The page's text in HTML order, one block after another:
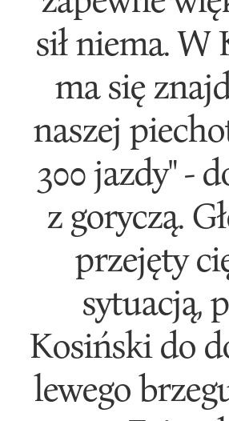
sił niema. W
ma się
naszej
300 jazdy" -
z goryczą.
przejęty
sytuacją,
Kosiński do
lewego